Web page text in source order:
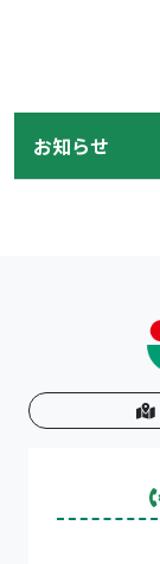
お知らせ